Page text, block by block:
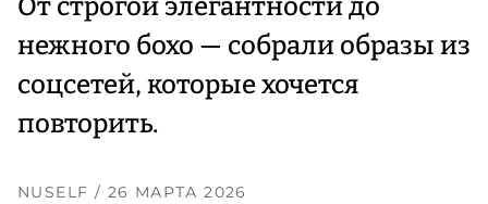
От строгой элегантности до
нежного бохо — собрали образы из
соцсетей, которые хочется
повторить.
NUSELF / 26 МАРТА 2026